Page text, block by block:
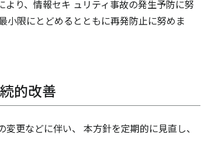
り、情報セキ ュリティ事故の発生予防に努
小限にとどめるとともに再発防止に努めま
的改善
更などに伴い、 本方針を定期的に見直し、